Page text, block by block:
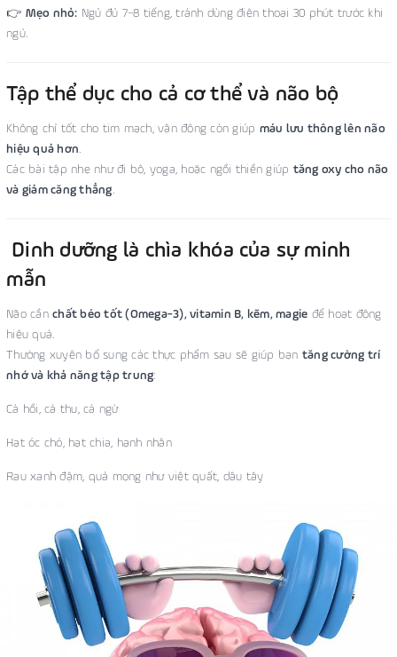
👉 Mẹo nhỏ: Ngủ đủ 7–8 tiếng, tránh dùng điện thoại 30 phút trước khi
ngủ.
Tập thể dục cho cả cơ thể và não bộ
Không chỉ tốt cho tim mạch, vận động còn giúp máu lưu thông lên não
hiệu quả hơn.
Các bài tập nhẹ như đi bộ, yoga, hoặc ngồi thiền giúp tăng oxy cho não
và giảm căng thẳng.
Dinh dưỡng là chìa khóa của sự minh
mẫn
Não cần chất béo tốt (Omega-3), vitamin B, kẽm, magie để hoạt động
hiệu quả.
Thường xuyên bổ sung các thực phẩm sau sẽ giúp bạn tăng cường trí
nhớ và khả năng tập trung:
Cá hồi, cá thu, cá ngừ
Hạt óc chó, hạt chia, hạnh nhân
Rau xanh đậm, quả mọng như việt quất, dâu tây